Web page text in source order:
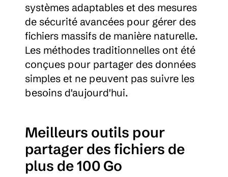
systèmes adaptables et des mesures
de sécurité avancées pour gérer des
fichiers massifs de manière naturelle.
Les méthodes traditionnelles ont été
conçues pour partager des données
simples et ne peuvent pas suivre les
besoins d'aujourd'hui.
Meilleurs outils pour
partager des fichiers de
plus de 100 Go